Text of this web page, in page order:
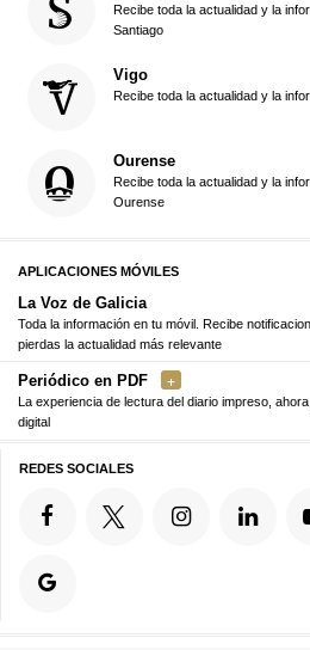
Recibe toda la actualidad y la
Santiago
Vigo
Recibe toda la actualidad y la
Ourense
Recibe toda la actualidad y la
Ourense
APLICACIONES MÓVILES
La Voz de Galicia
Toda la información en tu móvil. Recibe
pierdas la actualidad más relevante
Periódico en PDF
La experiencia de lectura del diario impreso,
digital
REDES SOCIALES